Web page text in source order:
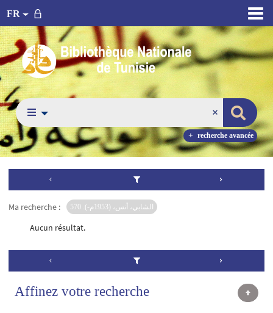
FR
recherche avancée
Ma recherche : الشابي، أنس، (1953م-). 570
Aucun résultat.
Affinez votre recherche